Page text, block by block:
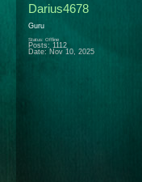
Darius4678
Guru
Status: Offline
Posts: 1112
Date: Nov 10, 2025